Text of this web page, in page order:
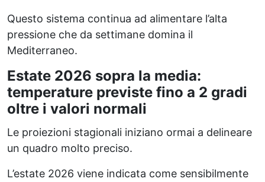
Questo sistema continua ad alimentare l’alta
pressione che da settimane domina il
Mediterraneo.
Estate 2026 sopra la media:
temperature previste fino a 2 gradi
oltre i valori normali
Le proiezioni stagionali iniziano ormai a delineare
un quadro molto preciso.
L’estate 2026 viene indicata come sensibilmente